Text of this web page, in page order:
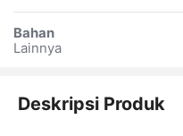
Bahan
Lainnya
Deskripsi Produk